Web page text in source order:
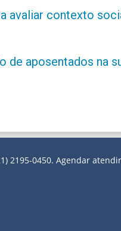
avaliar contexto
de aposentados na
2195-0450. Agendar